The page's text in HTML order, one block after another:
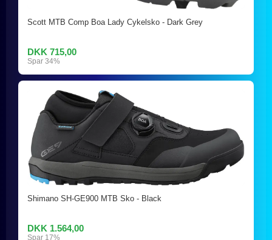
Scott MTB Comp Boa Lady Cykelsko - Dark Grey
DKK 715,00
Spar 34%
Shimano SH-GE900 MTB Sko - Black
DKK 1.564,00
Spar 17%